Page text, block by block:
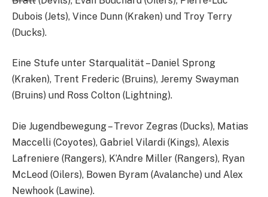
Dubois (Jets), Vince Dunn (Kraken) und Troy Terry
(Ducks).
Eine Stufe unter Starqualität – Daniel Sprong
(Kraken), Trent Frederic (Bruins), Jeremy Swayman
(Bruins) und Ross Colton (Lightning).
Die Jugendbewegung – Trevor Zegras (Ducks), Matias
Maccelli (Coyotes), Gabriel Vilardi (Kings), Alexis
Lafreniere (Rangers), K’Andre Miller (Rangers), Ryan
McLeod (Oilers), Bowen Byram (Avalanche) und Alex
Newhook (Lawine).